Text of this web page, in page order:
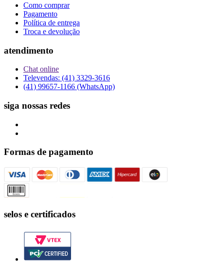
Como comprar
Pagamento
Política de entrega
Troca e devolução
atendimento
Chat online
Televendas: (41) 3329-3616
(41) 99657-1166 (WhatsApp)
siga nossas redes
Formas de pagamento
selos e certificados